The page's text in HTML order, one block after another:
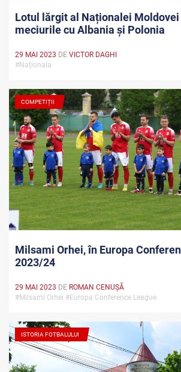
Lotul lărgit al Naționalei
meciurile cu Albania și Polonia
29 MAI 2023 DE VICTOR DAGHI
#Naționala
COMPETIȚII
Milsami Orhei, în Europa
2023/24
29 MAI 2023 DE ROMAN CENUȘĂ
#Milsami Orhei #Europa Conference League
ISTORIA FOTBALULUI